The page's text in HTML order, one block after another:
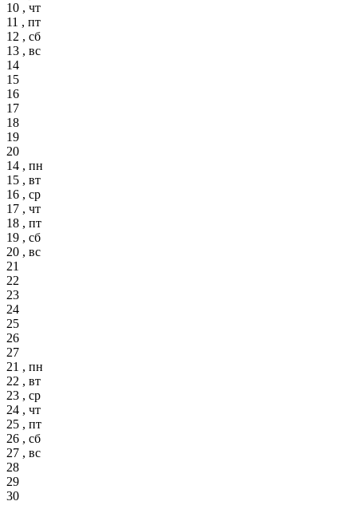
10 , чт
11 , пт
12 , сб
13 , вс
14
15
16
17
18
19
20
14 , пн
15 , вт
16 , ср
17 , чт
18 , пт
19 , сб
20 , вс
21
22
23
24
25
26
27
21 , пн
22 , вт
23 , ср
24 , чт
25 , пт
26 , сб
27 , вс
28
29
30